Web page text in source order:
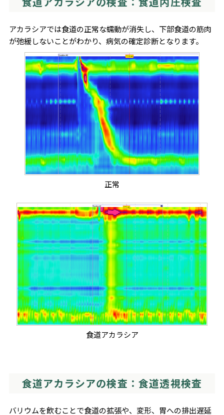
アカラシアでは食道の正常な蠕動が消失し、下部食道の筋肉
が弛緩しないことがわかり、病気の確定診断となります。
正常
食道アカラシア
食道アカラシアの検査：食道透視検査
バリウムを飲むことで食道の拡張や、変形、胃への排出遅延